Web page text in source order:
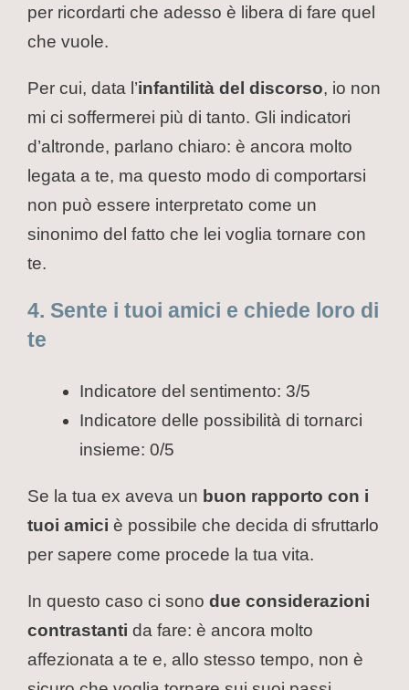
per ricordarti che adesso è libera di fare quel
che vuole.
Per cui, data l’infantilità del discorso, io non
mi ci soffermerei più di tanto. Gli indicatori
d’altronde, parlano chiaro: è ancora molto
legata a te, ma questo modo di comportarsi
non può essere interpretato come un
sinonimo del fatto che lei voglia tornare con
te.
4. Sente i tuoi amici e chiede loro di
te
Indicatore del sentimento: 3/5
Indicatore delle possibilità di tornarci
insieme: 0/5
Se la tua ex aveva un buon rapporto con i
tuoi amici è possibile che decida di sfruttarlo
per sapere come procede la tua vita.
In questo caso ci sono due considerazioni
contrastanti da fare: è ancora molto
affezionata a te e, allo stesso tempo, non è